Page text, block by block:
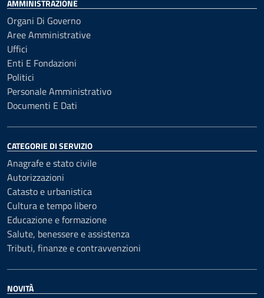
AMMINISTRAZIONE
Organi Di Governo
Aree Amministrative
Uffici
Enti E Fondazioni
Politici
Personale Amministrativo
Documenti E Dati
CATEGORIE DI SERVIZIO
Anagrafe e stato civile
Autorizzazioni
Catasto e urbanistica
Cultura e tempo libero
Educazione e formazione
Salute, benessere e assistenza
Tributi, finanze e contravvenzioni
NOVITÀ